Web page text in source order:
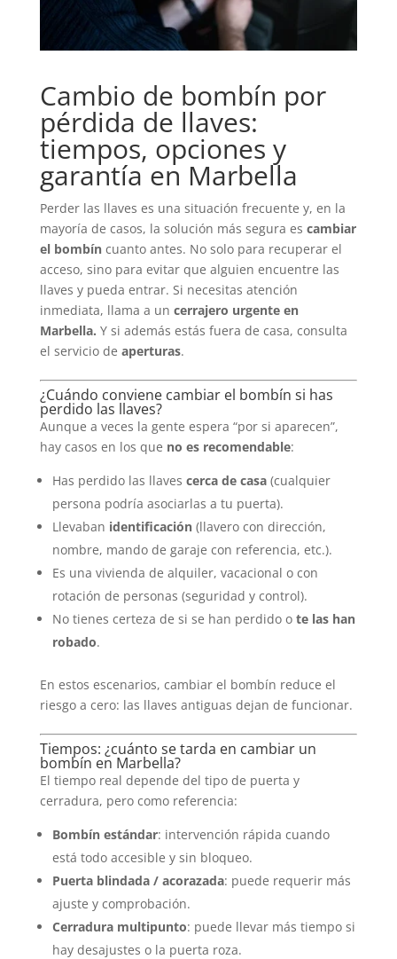
Cambio de bombín por
pérdida de llaves:
tiempos, opciones y
garantía en Marbella
Perder las llaves es una situación frecuente y, en la
mayoría de casos, la solución más segura es cambiar
el bombíncuanto antes. No solo para recuperar el
acceso, sino para evitar que alguien encuentre las
llaves y pueda entrar. Si necesitas atención
inmediata, llama a un cerrajero urgente en
Marbella. Y si además estás fuera de casa, consulta
el servicio de aperturas.
¿Cuándo conviene cambiar el bombín si has
perdido las llaves?
Aunque a veces la gente espera “por si aparecen”,
hay casos en los que no es recomendable:
Has perdido las llaves cerca de casa(cualquier
persona podría asociarlas a tu puerta).
Llevaban identificación(llavero con dirección,
nombre, mando de garaje con referencia, etc.).
Es una vivienda de alquiler, vacacional o con
rotación de personas (seguridad y control).
No tienes certeza de si se han perdido o te las han
robado.
En estos escenarios, cambiar el bombín reduce el
riesgo a cero: las llaves antiguas dejan de funcionar.
Tiempos: ¿cuánto se tarda en cambiar un
bombín en Marbella?
El tiempo real depende del tipo de puerta y
cerradura, pero como referencia:
Bombín estándar: intervención rápida cuando
está todo accesible y sin bloqueo.
Puerta blindada / acorazada: puede requerir más
ajuste y comprobación.
Cerradura multipunto: puede llevar más tiempo si
hay desajustes o la puerta roza.